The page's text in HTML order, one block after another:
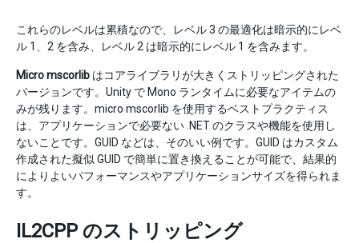
これらのレベルは累積なので、レベル 3 の最適化は暗示的にレベ
ル 1、2 を含み、レベル 2 は暗示的にレベル 1 を含みます。
Micro mscorlib はコアライブラリが大きくストリッピングされた
バージョンです。Unity で Mono ランタイムに必要なアイテムの
みが残ります。micro mscorlib を使用するベストプラクティス
は、アプリケーションで必要ない .NET のクラスや機能を使用し
ないことです。GUID などは、そのいい例です。GUID はカスタム
作成された擬似 GUID で簡単に置き換えることが可能で、結果的
によりよいパフォーマンスやアプリケーションサイズを得られま
す。
IL2CPP のストリッピング